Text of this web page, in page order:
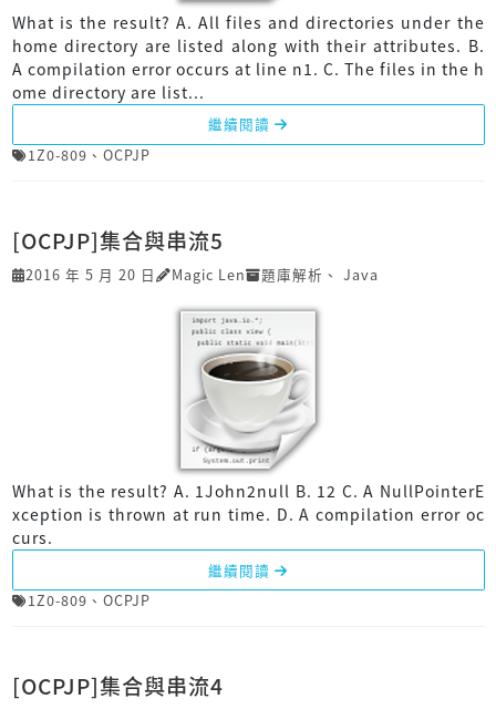
What is the result? A. All files and directories under the
home directory are listed along with their attributes. B.
A compilation error occurs at line n1. C. The files in the h
ome directory are list...
繼續閱讀
1Z0-809 、 OCPJP
[OCPJP]集合與串流5
2016 年 5 月 20 日 Magic Len 題庫解析 、 Java
What is the result? A. 1John2null B. 12 C. A NullPointerE
xception is thrown at run time. D. A compilation error oc
curs.
繼續閱讀
1Z0-809 、 OCPJP
[OCPJP]集合與串流4